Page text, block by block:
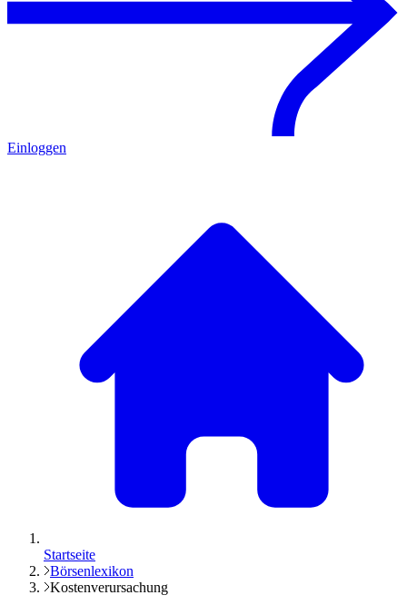
Einloggen
Startseite
Börsenlexikon
Kostenverursachung